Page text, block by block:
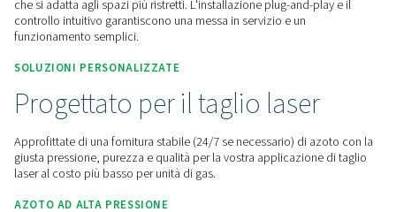
Soluzioni Di Azoto Per Il Taglio Laser
PPNG NX 1-6 Sistema Di Generazione Di Azoto Ad Alta
Laser
FACILITÀ DI INSTALLAZIONE E D'USO
Generazione di azoto all-